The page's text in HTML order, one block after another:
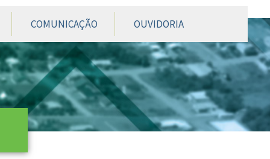
COMUNICAÇÃO OUVIDORIA